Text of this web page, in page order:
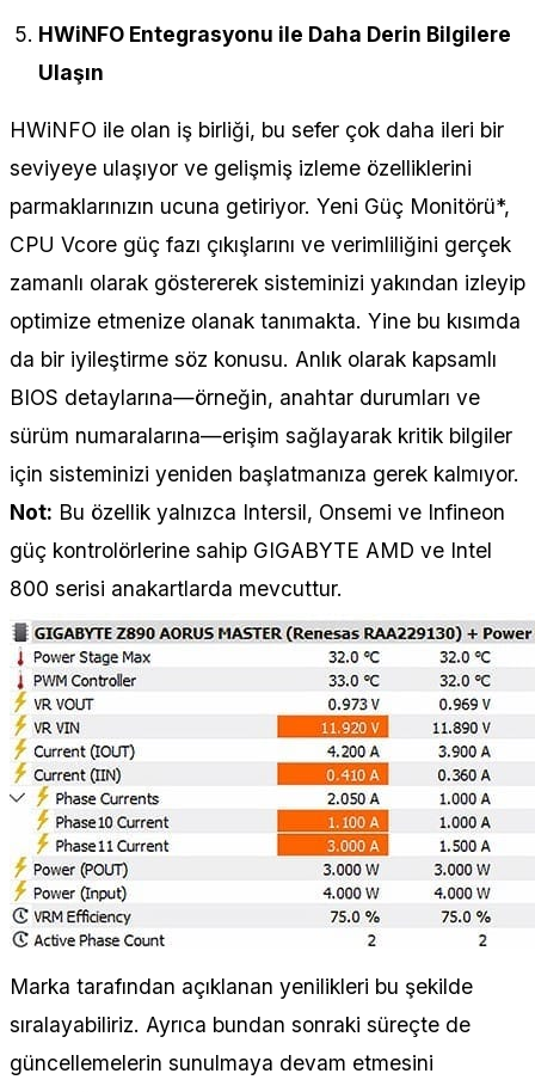
HWiNFO Entegrasyonu ile Daha Derin Bilgilere
Ulaşın
HWiNFO ile olan iş birliği, bu sefer çok daha ileri bir
seviyeye ulaşıyor ve gelişmiş izleme özelliklerini
parmaklarınızın ucuna getiriyor. Yeni Güç Monitörü*,
CPU Vcore güç fazı çıkışlarını ve verimliliğini gerçek
zamanlı olarak göstererek sisteminizi yakından izleyip
optimize etmenize olanak tanımakta. Yine bu kısımda
da bir iyileştirme söz konusu. Anlık olarak kapsamlı
BIOS detaylarına—örneğin, anahtar durumları ve
sürüm numaralarına—erişim sağlayarak kritik bilgiler
için sisteminizi yeniden başlatmanıza gerek kalmıyor.
Not: Bu özellik yalnızca Intersil, Onsemi ve Infineon
güç kontrolörlerine sahip GIGABYTE AMD ve Intel
800 serisi anakartlarda mevcuttur.
Marka tarafından açıklanan yenilikleri bu şekilde
sıralayabiliriz. Ayrıca bundan sonraki süreçte de
güncellemelerin sunulmaya devam etmesini